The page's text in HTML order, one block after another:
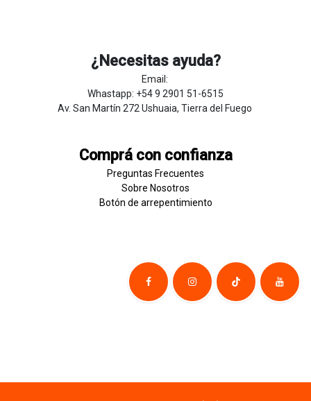
¿Necesitas ayuda?
Email:
Whastapp: +54 9 2901 51-6515
Av. San Martín 272 Ushuaia, Tierra del Fuego
Comprá con confianza
Preguntas Frecuentes
Sobre Nosotros
Botón de ​arrepentim​​​iento